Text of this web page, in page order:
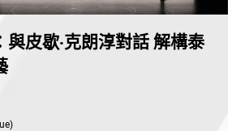
與皮歇·克朗淳對話 解構泰